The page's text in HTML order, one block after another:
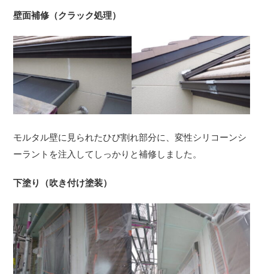
壁面補修（クラック処理）
モルタル壁に見られたひび割れ部分に、変性シリコーンシ
ーラントを注入してしっかりと補修しました。
下塗り（吹き付け塗装）